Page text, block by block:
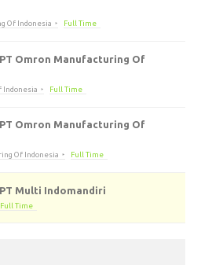
Of Indonesia Full Time
Omron Manufacturing Of
Indonesia Full Time
Omron Manufacturing Of
Of Indonesia Full Time
Multi Indomandiri
Full Time